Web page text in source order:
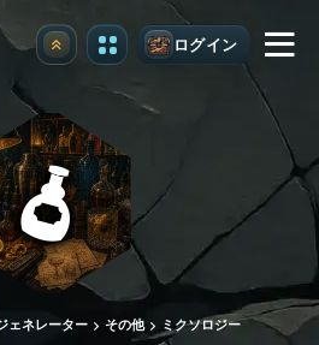
アップグレード ログイン
ェネレーター その他 ミクソロジー